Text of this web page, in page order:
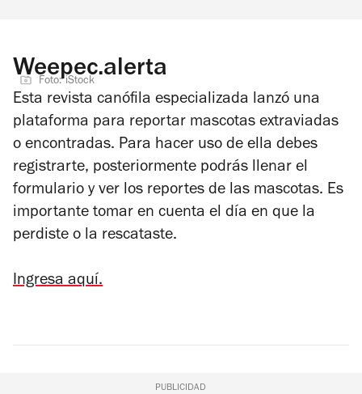
Weepec.alerta
Foto: iStock
Esta revista canófila especializada lanzó una
plataforma para reportar mascotas extraviadas
o encontradas. Para hacer uso de ella debes
registrarte, posteriormente podrás llenar el
formulario y ver los reportes de las mascotas. Es
importante tomar en cuenta el día en que la
perdiste o la rescataste.
Ingresa aquí.
PUBLICIDAD